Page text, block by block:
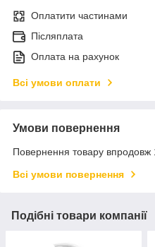
Оплатити частинами
Післяплата
Оплата на рахунок
Всі умови оплати
Умови повернення
Повернення товару впродовж
Всі умови повернення
Подібні товари компанії